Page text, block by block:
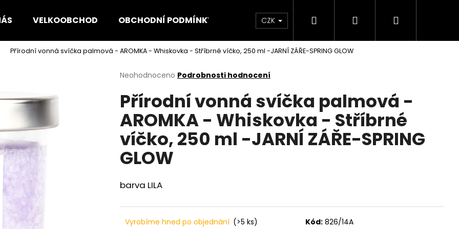
VELKOOBCHOD OBCHODNÍ PODMÍNKY KONTAKTY
CZK Hledat PřihlášeníNákupní
Přírodní vonná svíčka palmová - AROMKA - Whiskovka - Stříbrné víčko, 250 ml -JARNÍ ZÁŘE-SPRING GLOW
Průměrné
produktu
je
0,0
z
5
hvězdiček.
Neohodnoceno Podrobnosti hodnocení
Přírodní vonná svíčka palmová -
AROMKA - Whiskovka - Stříbrné
víčko, 250 ml -JARNÍ ZÁŘE-SPRING
GLOW
barva LILA
Vyrobíme hned po objednání (>5 ks) Kód: 826/14A
Co potřebujete najít?
HLEDAT
Doporučujeme
Následující